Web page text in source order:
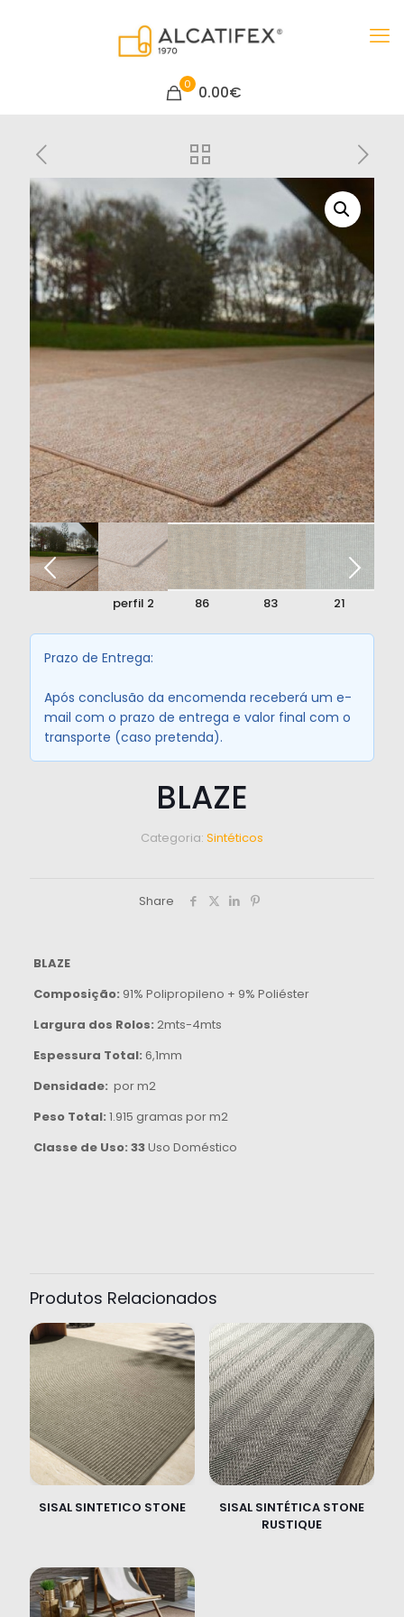
0 0.00€
perfil
perfil 2 86 83 21
Prazo de Entrega:
Após conclusão da encomenda receberá um e-
mail com o prazo de entrega e valor final com o
transporte (caso pretenda).
BLAZE
Categoria: Sintéticos
Share
BLAZE
Composição: 91% Polipropileno + 9% Poliéster
Largura dos Rolos: 2mts-4mts
Espessura Total: 6,1mm
Densidade: por m2
Peso Total: 1.915 gramas por m2
Classe de Uso: 33Uso Doméstico
Produtos Relacionados
SISAL SINTETICO STONE
SISAL SINTÉTICA STONE
RUSTIQUE